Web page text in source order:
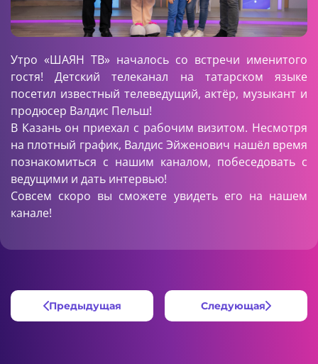
Утро «ШАЯН ТВ» началось со встречи именитого
гостя! Детский телеканал на татарском языке
посетил известный телеведущий, актёр, музыкант и
продюсер Валдис Пельш!
В Казань он приехал с рабочим визитом. Несмотря
на плотный график, Валдис Эйженович нашёл время
познакомиться с нашим каналом, побеседовать с
ведущими и дать интервью!
Совсем скоро вы сможете увидеть его на нашем
канале!
Предыдущая Следующая